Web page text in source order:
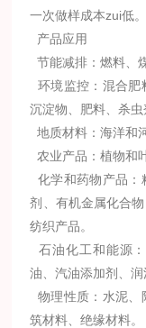
一次做样成本zui低。
产品应用
节能减排：燃料、
环境监控：混合肥
沉淀物、肥料、杀虫
地质材料：海洋和
农业产品：植物和
化学和药物产品：
剂、有机金属化合
纺织产品。
石油化工和能源
油、汽油添加剂、润
物理性质：水泥、
筑材料、绝缘材料。